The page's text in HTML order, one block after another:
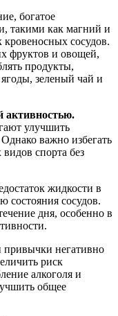
богатое
такими как магний и
кровеносных сосудов.
фруктов и овощей,
продукты,
зеленый чай и
активностью.
улучшить
важно избегать
спорта без
жидкости в
состояния сосудов.
дня, особенно в
привычки негативно
риск
алкоголя и
общее